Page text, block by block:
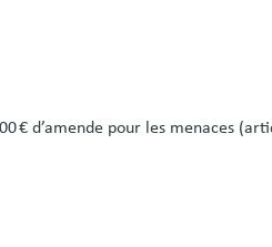
€ d’amende pour les menaces